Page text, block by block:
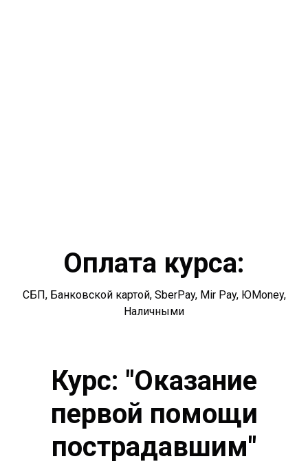
Оплата курса:
СБП, Банковской картой, SberPay, Mir Pay, ЮMoney,
Наличными
Курс: "Оказание
первой помощи
пострадавшим"